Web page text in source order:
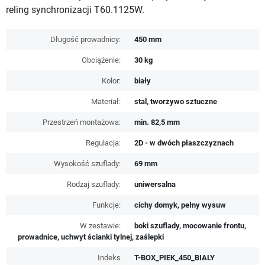
reling synchronizacji T60.1125W.
Długość prowadnicy: 450 mm
Obciążenie: 30 kg
Kolor: biały
Materiał: stal, tworzywo sztuczne
Przestrzeń montażowa: min. 82,5 mm
Regulacja: 2D - w dwóch płaszczyznach
Wysokość szuflady: 69 mm
Rodzaj szuflady: uniwersalna
Funkcje: cichy domyk, pełny wysuw
W zestawie:
boki szuflady, mocowanie frontu,
prowadnice, uchwyt ścianki tylnej, zaślepki
Indeks T-BOX_PIEK_450_BIALY